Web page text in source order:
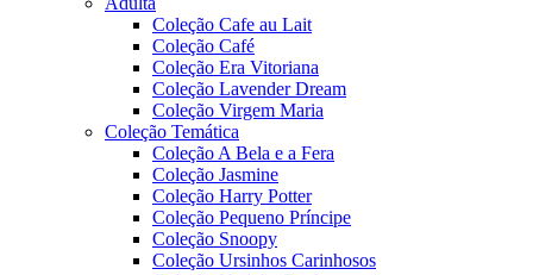
Coleção Cafe au Lait
Coleção Café
Coleção Era Vitoriana
Coleção Lavender Dream
Coleção Virgem Maria
Coleção Temática
Coleção A Bela e a Fera
Coleção Jasmine
Coleção Harry Potter
Coleção Pequeno Príncipe
Coleção Snoopy
Coleção Ursinhos Carinhosos